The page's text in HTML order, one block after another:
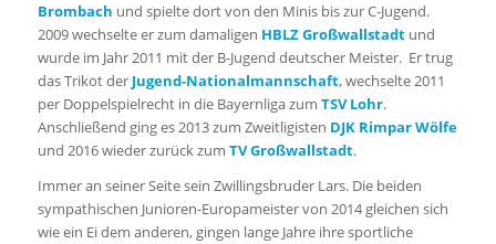
Brombach und spielte dort von den Minis bis zur C-Jugend.
2009 wechselte er zum damaligen HBLZ Großwallstadtund
wurde im Jahr 2011 mit der B-Jugend deutscher Meister. Er trug
das Trikot der Jugend-Nationalmannschaft, wechselte 2011
per Doppelspielrecht in die Bayernliga zum TSV Lohr.
Anschließend ging es 2013 zum Zweitligisten DJK Rimpar Wölfe
und 2016 wieder zurück zum TV Großwallstadt.
Immer an seiner Seite sein Zwillingsbruder Lars. Die beiden
sympathischen Junioren-Europameister von 2014 gleichen sich
wie ein Ei dem anderen, gingen lange Jahre ihre sportliche